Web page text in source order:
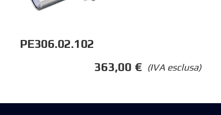
PE306.02.102
(IVA esclusa)
363,00 €